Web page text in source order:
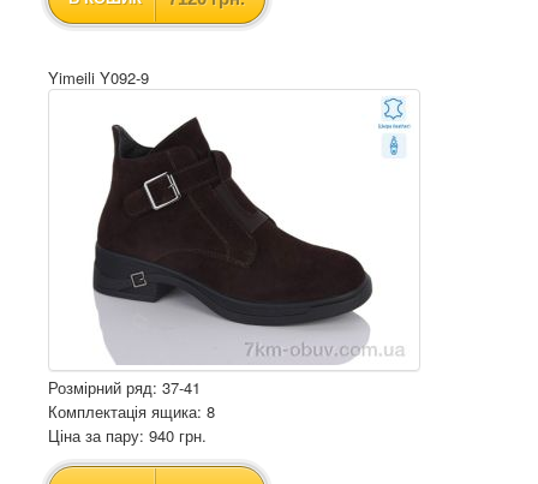
Yimeili Y092-9
Розмірний ряд: 37-41
Комплектація ящика: 8
Ціна за пару: 940 грн.